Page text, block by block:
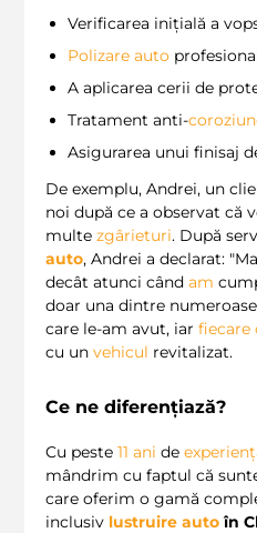
Verificarea inițială a
Polizare auto
A aplicarea cerii de
Tratament anti-
Asigurarea unui finisaj
De exemplu, Andrei, un
noi după ce a observat că
multe zgârieturi. După
auto, Andrei a declarat:
decât atunci când am
doar una dintre
care le-am avut, iar fiecare
cu un vehicul revitalizat.
Ce ne diferențiază?
Cu peste 11 ani de
mândrim cu faptul că
care oferim o gamă
inclusiv lustruire auto în